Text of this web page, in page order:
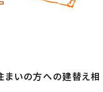
いの方への建替え相